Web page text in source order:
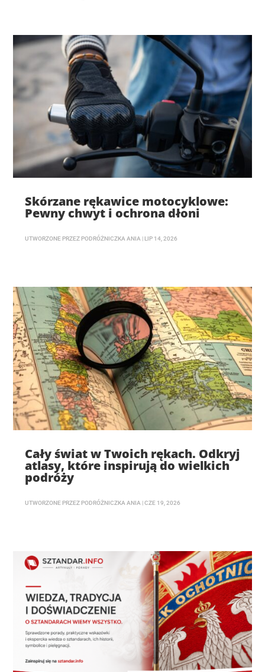
Skórzane rękawice motocyklowe:
Pewny chwyt i ochrona dłoni
UTWORZONE PRZEZ PODRÓŻNICZKA ANIA LIP 14, 2026
Cały świat w Twoich rękach. Odkryj
atlasy, które inspirują do wielkich
podróży
UTWORZONE PRZEZ PODRÓŻNICZKA ANIA |CZE 19, 2026